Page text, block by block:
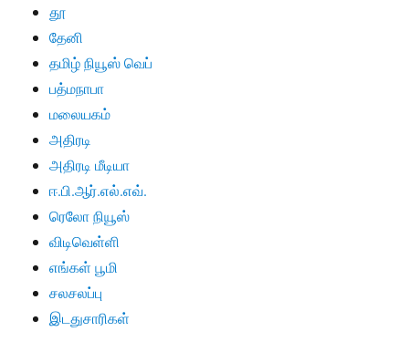
தூ
தேனி
தமிழ் நியூஸ் வெப்
பத்மநாபா
மலையகம்
அதிரடி
அதிரடி மீடியா
ஈ.பி.ஆர்.எல்.எவ்.
ரெலோ நியூஸ்
விடிவெள்ளி
எங்கள் பூமி
சலசலப்பு
இடதுசாரிகள்